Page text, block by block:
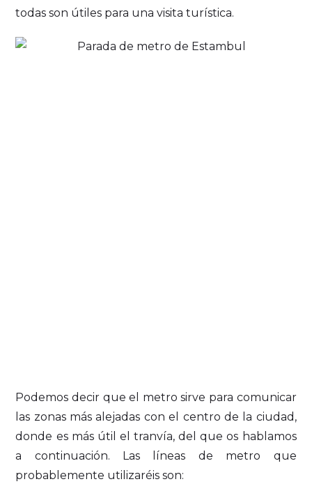
todas son útiles para una visita turística.
Podemos decir que el metro sirve para comunicar
las zonas más alejadas con el centro de la ciudad,
donde es más útil el tranvía, del que os hablamos
a continuación. Las líneas de metro que
probablemente utilizaréis son: